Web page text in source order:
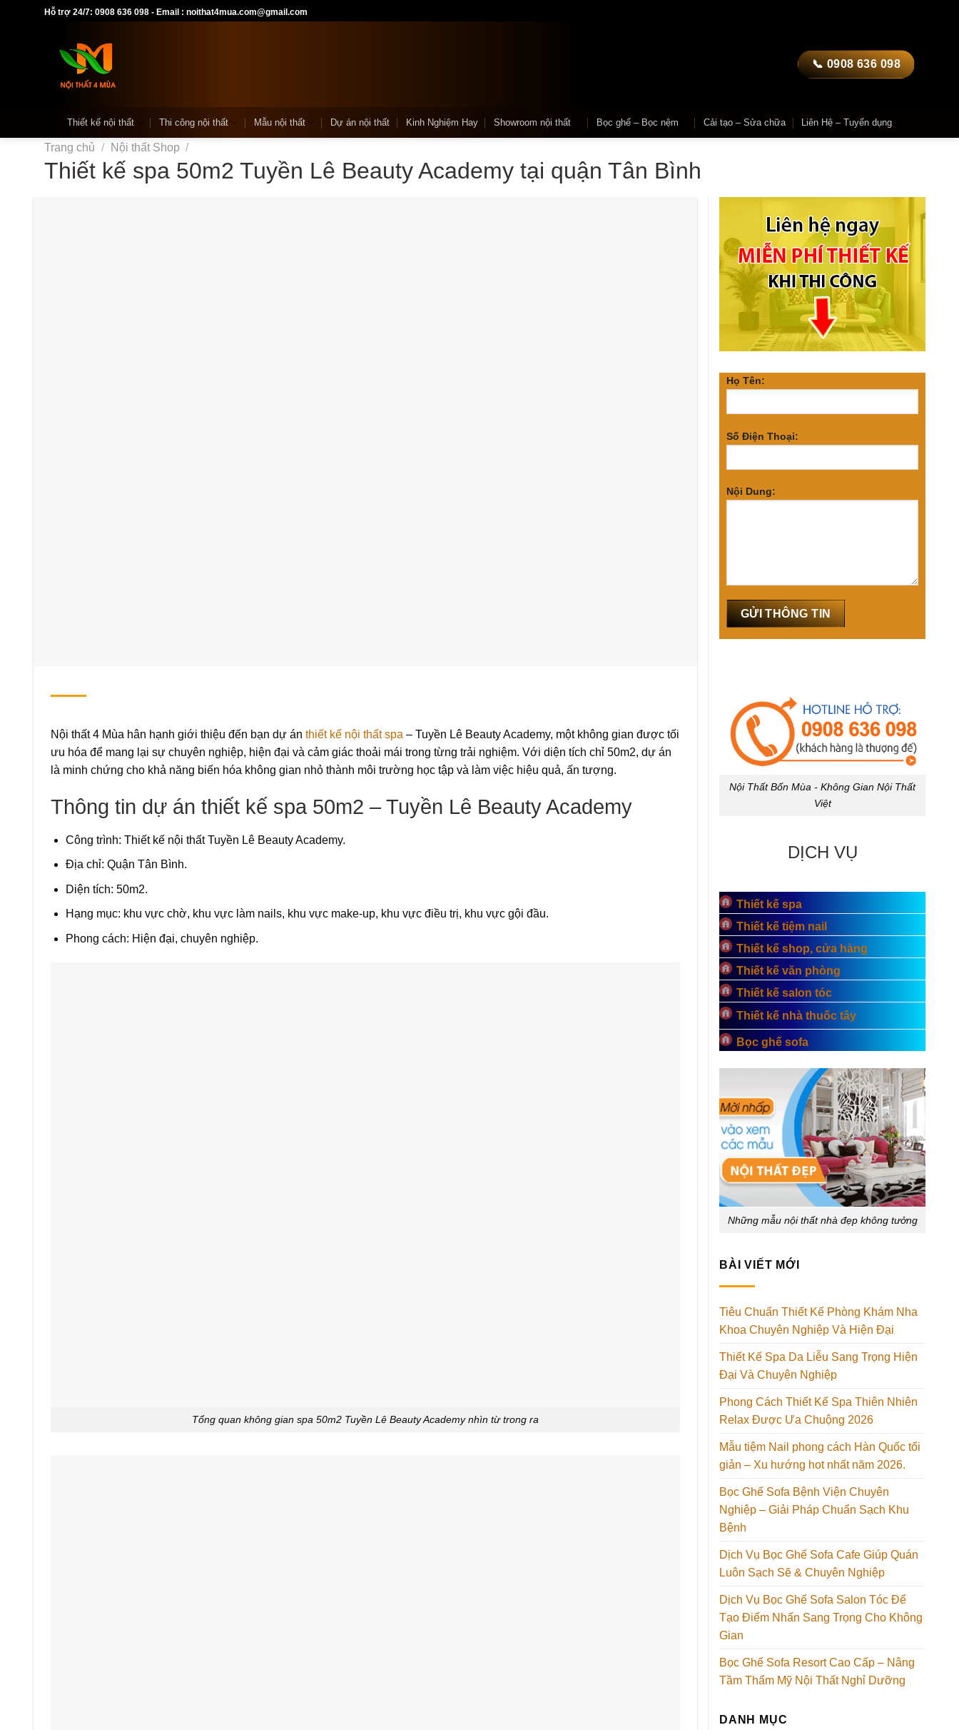
Hỗ trợ 24/7: 0908 636 098 - Email : noithat4mua.com@gmail.com
📞 0908 636 098
Thiết kế nội thất Thi công nội thất Mẫu nội thất Dự án nội thất Kinh Nghiệm Hay Showroom nội thất Bọc ghế – Bọc nệm Cải tạo – Sửa chữa Liên Hệ – Tuyển dụng
Trang chủ / Nội thất Shop /
Thiết kế spa 50m2 Tuyền Lê Beauty Academy tại quận Tân Bình
Nội thất 4 Mùa hân hạnh giới thiệu đến bạn dự án thiết kế nội thất spa – Tuyền Lê Beauty Academy, một không gian được tối
ưu hóa để mang lại sự chuyên nghiệp, hiện đại và cảm giác thoải mái trong từng trải nghiệm. Với diện tích chỉ 50m2, dự án
là minh chứng cho khả năng biến hóa không gian nhỏ thành môi trường học tập và làm việc hiệu quả, ấn tượng.
Thông tin dự án thiết kế spa 50m2 – Tuyền Lê Beauty Academy
Công trình: Thiết kế nội thất Tuyền Lê Beauty Academy.
Địa chỉ: Quận Tân Bình.
Diện tích: 50m2.
Hạng mục: khu vực chờ, khu vực làm nails, khu vực make-up, khu vực điều trị, khu vực gội đầu.
Phong cách: Hiện đại, chuyên nghiệp.
Tổng quan không gian spa 50m2 Tuyền Lê Beauty Academy nhìn từ trong ra
Họ Tên:
Số Điện Thoại:
Nội Dung:
Nội Thất Bốn Mùa - Không Gian Nội Thất
Việt
DỊCH VỤ
Thiết kế spa
Thiết kế tiệm nail
Thiết kế shop, cửa hàng
Thiết kế văn phòng
Thiết kế salon tóc
Thiết kế nhà thuốc tây
Bọc ghế sofa
Những mẫu nội thất nhà đẹp không tưởng
BÀI VIẾT MỚI
Tiêu Chuẩn Thiết Kế Phòng Khám Nha
Khoa Chuyên Nghiệp Và Hiện Đại
Thiết Kế Spa Da Liễu Sang Trọng Hiện
Đại Và Chuyên Nghiệp
Phong Cách Thiết Kế Spa Thiên Nhiên
Relax Được Ưa Chuộng 2026
Mẫu tiệm Nail phong cách Hàn Quốc tối
giản – Xu hướng hot nhất năm 2026.
Bọc Ghế Sofa Bệnh Viện Chuyên
Nghiệp – Giải Pháp Chuẩn Sạch Khu
Bệnh
Dịch Vụ Bọc Ghế Sofa Cafe Giúp Quán
Luôn Sạch Sẽ & Chuyên Nghiệp
Dịch Vụ Bọc Ghế Sofa Salon Tóc Để
Tạo Điểm Nhấn Sang Trọng Cho Không
Gian
Bọc Ghế Sofa Resort Cao Cấp – Nâng
Tầm Thẩm Mỹ Nội Thất Nghỉ Dưỡng
DANH MỤC